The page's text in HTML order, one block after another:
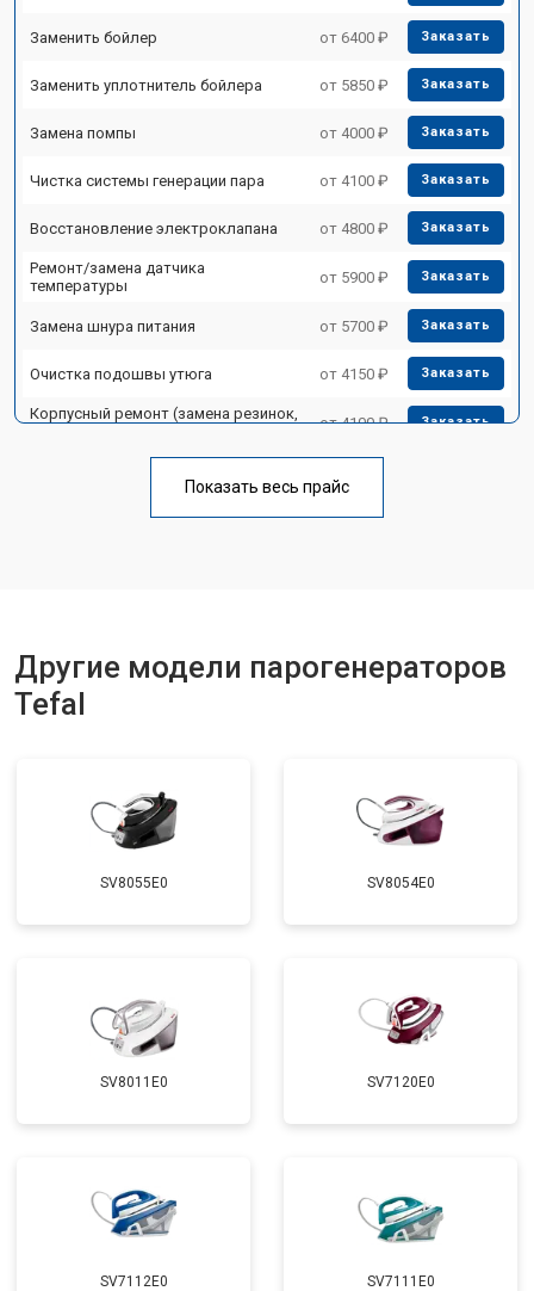
Заменить бойлер от 6400 ₽ Заказать
Заменить уплотнитель бойлера от 5850 ₽ Заказать
Замена помпы от 4000 ₽ Заказать
Чистка системы генерации пара от 4100 ₽ Заказать
Восстановление электроклапана от 4800 ₽ Заказать
Ремонт/замена датчика
температуры
от 5900 ₽ Заказать
Замена шнура питания от 5700 ₽ Заказать
Очистка подошвы утюга от 4150 ₽ Заказать
Корпусный ремонт (замена резинок,
от 4100 ₽ Заказать
Замена клапана давления от 5850 ₽
Показать весь прайс
Другие модели парогенераторов
Tefal
SV8055E0 SV8054E0
SV8011E0 SV7120E0
SV7112E0 SV7111E0